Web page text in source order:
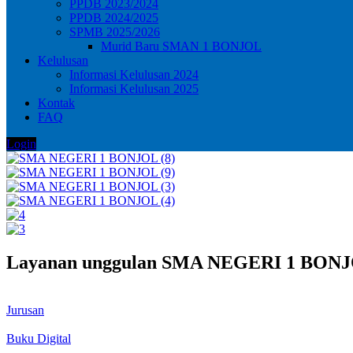
PPDB 2023/2024
PPDB 2024/2025
SPMB 2025/2026
Murid Baru SMAN 1 BONJOL
Kelulusan
Informasi Kelulusan 2024
Informasi Kelulusan 2025
Kontak
FAQ
Login
Layanan unggulan SMA NEGERI 1
Jurusan
Buku Digital